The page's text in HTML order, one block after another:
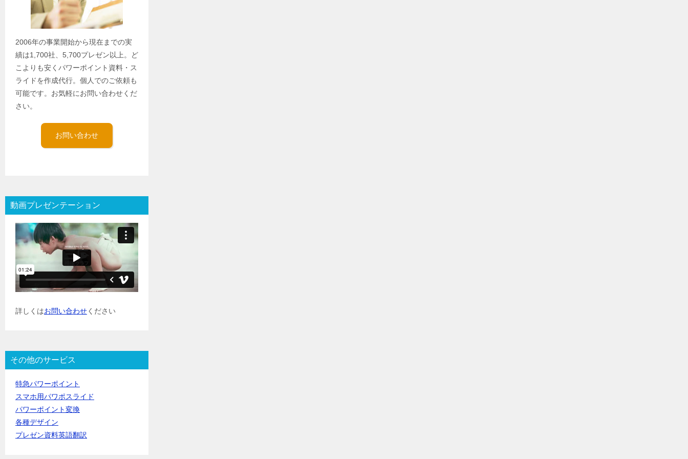
2006年の事業開始から現在までの実
績は1,700社、5,700プレゼン以上。ど
こよりも安くパワーポイント資料・ス
ライドを作成代行。個人でのご依頼も
可能です。お気軽にお問い合わせくだ
さい。
お問い合わせ
動画プレゼンテーション
詳しくはお問い合わせください
その他のサービス
特急パワーポイント
スマホ用パワポスライド
パワーポイント変換
各種デザイン
プレゼン資料英語翻訳